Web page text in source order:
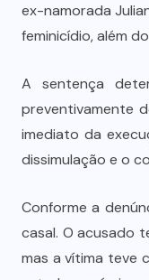
ex-namorada
feminicídio, além
A sentença
preventivamente
imediato da
dissimulação e o
Conforme a
casal. O acusado
mas a vítima teve
Dia